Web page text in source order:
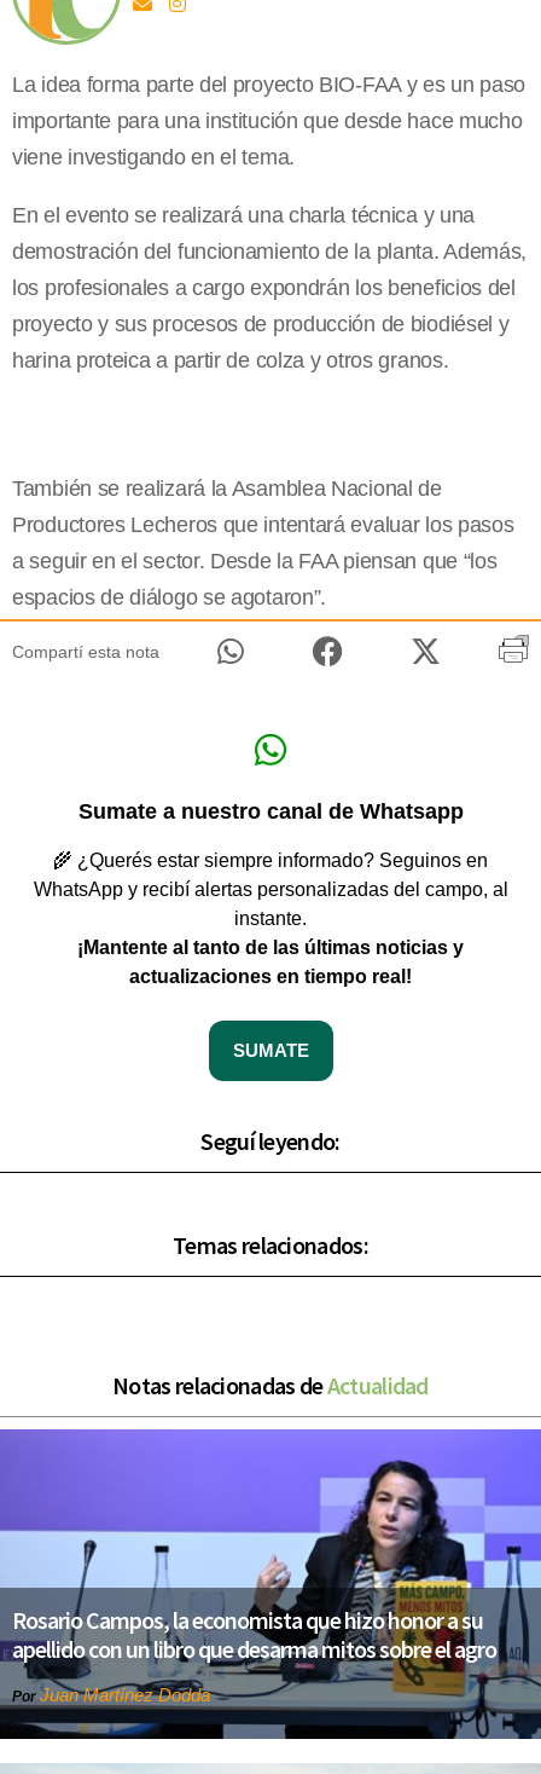
La idea forma parte del proyecto BIO-FAA y es un paso
importante para una institución que desde hace mucho
viene investigando en el tema.
En el evento se realizará una charla técnica y una
demostración del funcionamiento de la planta. Además,
los profesionales a cargo expondrán los beneficios del
proyecto y sus procesos de producción de biodiésel y
harina proteica a partir de colza y otros granos.
También se realizará la Asamblea Nacional de
Productores Lecheros que intentará evaluar los pasos
a seguir en el sector. Desde la FAA piensan que “los
espacios de diálogo se agotaron”.
Compartí esta nota
Sumate a nuestro canal de Whatsapp
🌾 ¿Querés estar siempre informado? Seguinos en
WhatsApp y recibí alertas personalizadas del campo, al
instante.
¡Mantente al tanto de las últimas noticias y
actualizaciones en tiempo real!
SUMATE
Seguí leyendo:
Temas relacionados:
Notas relacionadas deActualidad
Rosario Campos, la economista que hizo honor a su
apellido con un libro que desarma mitos sobre el agro
Por Juan Martínez Dodda